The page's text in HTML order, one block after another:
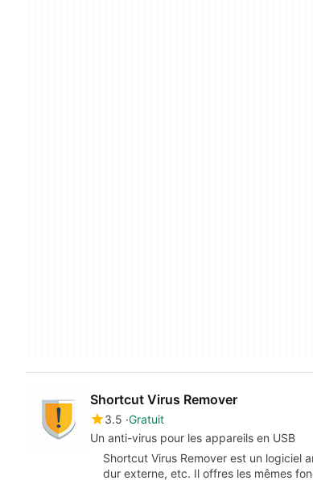
Shortcut Virus Remover
3.5 Gratuit
Un anti-virus pour les appareils en USB
Shortcut Virus Remover est un logiciel
dur externe, etc. Il offres les mêmes